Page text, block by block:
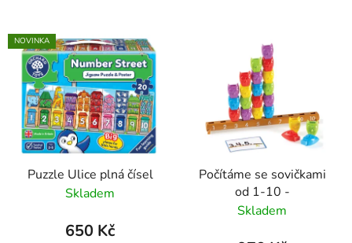
NOVINKA
Puzzle Ulice plná čísel
Skladem
650 Kč
Počítáme se sovičkami
od 1-10 -
Skladem